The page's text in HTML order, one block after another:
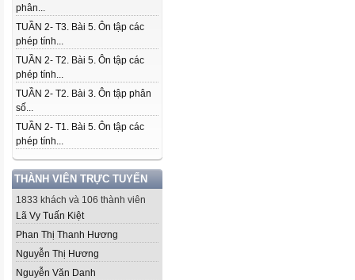
phân...
TUẦN 2- T3. Bài 5. Ôn tập các
phép tính...
TUẦN 2- T2. Bài 5. Ôn tập các
phép tính...
TUẦN 2- T2. Bài 3. Ôn tập phân
số...
TUẦN 2- T1. Bài 5. Ôn tập các
phép tính...
THÀNH VIÊN TRỰC TUYẾN
1833 khách và 106 thành viên
Lã Vy Tuấn Kiệt
Phan Thị Thanh Hương
Nguyễn Thị Hương
Nguyễn Văn Danh